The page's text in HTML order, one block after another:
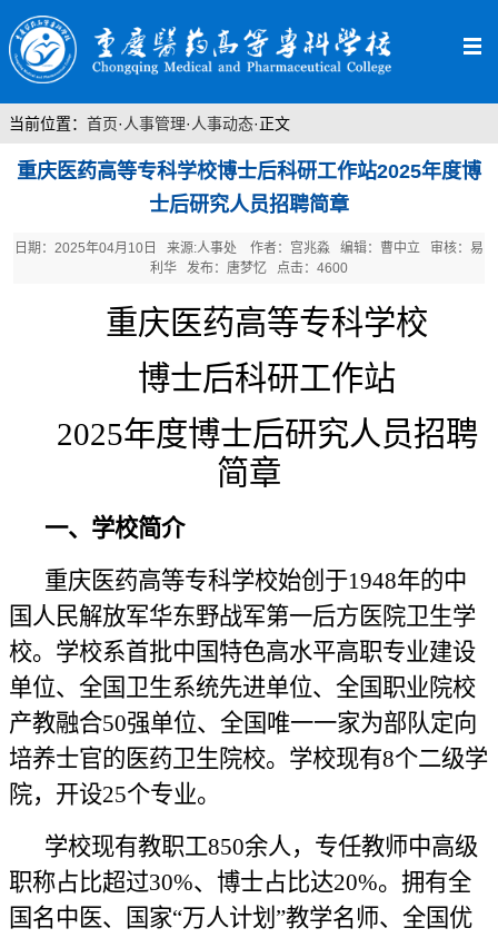
当前位置： 首页· 人事管理· 人事动态·正文
重庆医药高等专科学校博士后科研工作站2025年度博
士后研究人员招聘简章
日期：2025年04月10日 来源:人事处 作者：宫兆淼 编辑：曹中立 审核：易
利华 发布：唐梦忆 点击： 4600
重庆医药高等专科学校
博士后科研工作站
2025年度博士后研究人员招聘
简章
一、学校简介
重庆医药高等专科学校始创于1948年的中
国人民解放军华东野战军第一后方医院卫生学
校。学校系首批中国特色高水平高职专业建设
单位、全国卫生系统先进单位、全国职业院校
产教融合50强单位、全国唯一一家为部队定向
培养士官的医药卫生院校。学校现有8个二级学
院，开设25个专业。
学校现有教职工850余人，专任教师中高级
职称占比超过30%、博士占比达20%。拥有全
国名中医、国家“万人计划”教学名师、全国优